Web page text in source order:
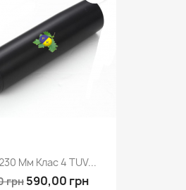
Мм Клас 4 TUV...
грн 590,00 грн